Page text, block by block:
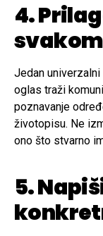
4.
Jedan
oglas traži
poznavanje
životopisu. Ne
ono što stvarno
5.